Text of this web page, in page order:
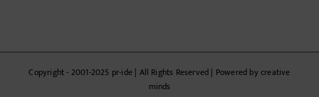
Copyright - 2001-2025 pr-ide | All Rights Reserved | Powered by creative
minds